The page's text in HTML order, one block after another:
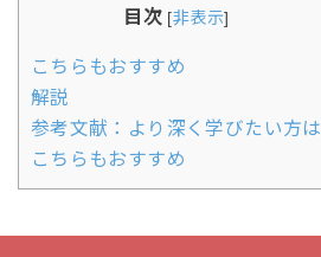
目次 [非表示]
こちらもおすすめ
解説
参考文献：より深く学びたい方は
こちらもおすすめ